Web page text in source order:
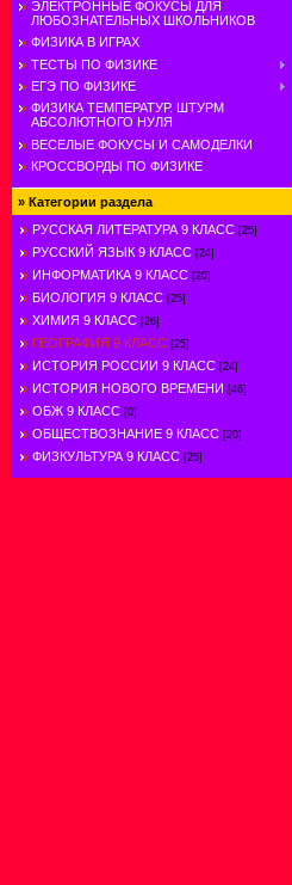
ЭЛЕКТРОННЫЕ ФОКУСЫ ДЛЯ
ЛЮБОЗНАТЕЛЬНЫХ ШКОЛЬНИКОВ
ФИЗИКА В ИГРАХ
ТЕСТЫ ПО ФИЗИКЕ
ЕГЭ ПО ФИЗИКЕ
ФИЗИКА ТЕМПЕРАТУР. ШТУРМ
АБСОЛЮТНОГО НУЛЯ
ВЕСЕЛЫЕ ФОКУСЫ И САМОДЕЛКИ
КРОССВОРДЫ ПО ФИЗИКЕ
» Категории раздела
РУССКАЯ ЛИТЕРАТУРА 9 КЛАСС [25]
РУССКИЙ ЯЗЫК 9 КЛАСС [24]
ИНФОРМАТИКА 9 КЛАСС [20]
БИОЛОГИЯ 9 КЛАСС [25]
ХИМИЯ 9 КЛАСС [26]
ГЕОГРАФИЯ 9 КЛАСС [25]
ИСТОРИЯ РОССИИ 9 КЛАСС [24]
ИСТОРИЯ НОВОГО ВРЕМЕНИ [46]
ОБЖ 9 КЛАСС [0]
ОБЩЕСТВОЗНАНИЕ 9 КЛАСС [20]
ФИЗКУЛЬТУРА 9 КЛАСС [25]